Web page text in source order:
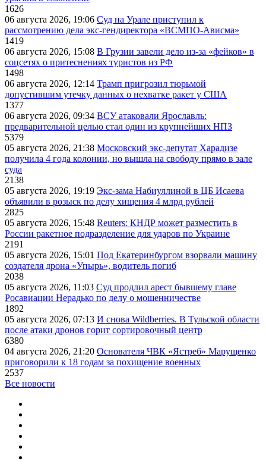
1626
06 августа 2026, 19:06 Суд на Урале приступил к
рассмотрению дела экс-гендиректора «ВСМПО-Ависма»
1419
06 августа 2026, 15:08 В Грузии завели дело из-за «фейков» в
соцсетях о притеснениях туристов из РФ
1498
06 августа 2026, 12:14 Трамп пригрозил тюрьмой
допустившим утечку данных о нехватке ракет у США
1377
06 августа 2026, 09:34 ВСУ атаковали Ярославль:
предварительной целью стал один из крупнейших НПЗ
5379
05 августа 2026, 21:38 Московский экс-депутат Харадизе
получила 4 года колонии, но вышла на свободу прямо в зале
суда
2138
05 августа 2026, 19:19 Экс-зама Набиуллиной в ЦБ Исаева
объявили в розыск по делу хищения 4 млрд рублей
2825
05 августа 2026, 15:48 Reuters: КНДР может разместить в
России ракетное подразделение для ударов по Украине
2191
05 августа 2026, 15:01 Под Екатеринбургом взорвали машину
создателя дрона «Упырь», водитель погиб
2038
05 августа 2026, 11:03 Суд продлил арест бывшему главе
Росавиации Нерадько по делу о мошенничестве
1892
05 августа 2026, 07:13 И снова Wildberries. В Тульской области
после атаки дронов горит сортировочный центр
6380
04 августа 2026, 21:20 Основателя ЧВК «Ястреб» Марущенко
приговорили к 18 годам за похищение военных
2537
Все новости